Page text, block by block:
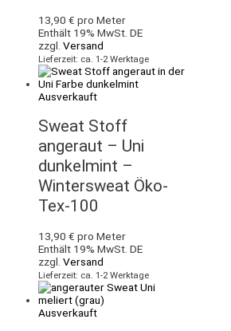
13,90 € pro Meter
Enthält 19% MwSt. DE
zzgl. Versand
Lieferzeit: ca. 1-2 Werktage
Ausverkauft
Sweat Stoff
angeraut – Uni
dunkelmint –
Wintersweat Öko-
Tex-100
13,90 € pro Meter
Enthält 19% MwSt. DE
zzgl. Versand
Lieferzeit: ca. 1-2 Werktage
Ausverkauft